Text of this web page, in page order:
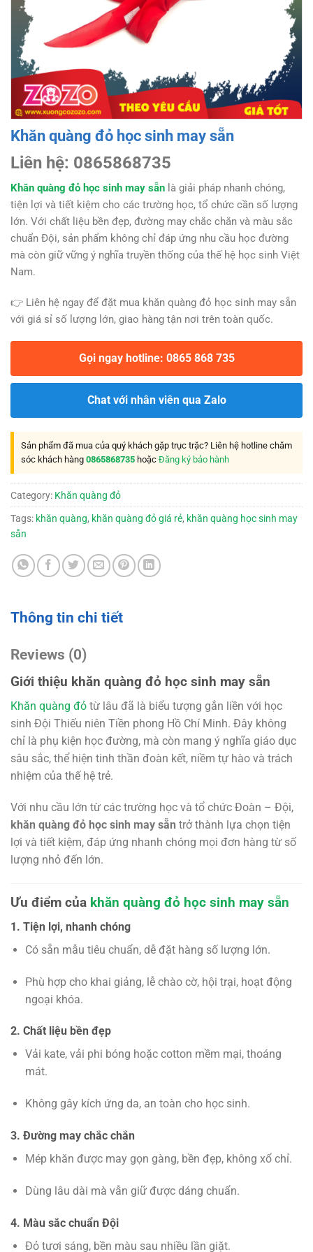
Khăn quàng đỏ học sinh may sẵn
Liên hệ: 0865868735
Khăn quàng đỏ học sinh may sẵn là giải pháp nhanh chóng,
tiện lợi và tiết kiệm cho các trường học, tổ chức cần số lượng
lớn. Với chất liệu bền đẹp, đường may chắc chắn và màu sắc
chuẩn Đội, sản phẩm không chỉ đáp ứng nhu cầu học đường
mà còn giữ vững ý nghĩa truyền thống của thế hệ học sinh Việt
Nam.
👉 Liên hệ ngay để đặt mua khăn quàng đỏ học sinh may sẵn
với giá sỉ số lượng lớn, giao hàng tận nơi trên toàn quốc.
Gọi ngay hotline: 0865 868 735
Chat với nhân viên qua Zalo
Sản phẩm đã mua của quý khách gặp trục trặc? Liên hệ hotline chăm
sóc khách hàng 0865868735 hoặc Đăng ký bảo hành
Category: Khăn quàng đỏ
Tags: khăn quàng, khăn quàng đỏ giá rẻ, khăn quàng học sinh may
sẵn
Thông tin chi tiết
Reviews (0)
Giới thiệu khăn quàng đỏ học sinh may sẵn
Khăn quàng đỏ từ lâu đã là biểu tượng gắn liền với học
sinh Đội Thiếu niên Tiền phong Hồ Chí Minh. Đây không
chỉ là phụ kiện học đường, mà còn mang ý nghĩa giáo dục
sâu sắc, thể hiện tinh thần đoàn kết, niềm tự hào và trách
nhiệm của thế hệ trẻ.
Với nhu cầu lớn từ các trường học và tổ chức Đoàn – Đội,
khăn quàng đỏ học sinh may sẵn trở thành lựa chọn tiện
lợi và tiết kiệm, đáp ứng nhanh chóng mọi đơn hàng từ số
lượng nhỏ đến lớn.
Ưu điểm của khăn quàng đỏ học sinh may sẵn
1. Tiện lợi, nhanh chóng
Có sẵn mẫu tiêu chuẩn, dễ đặt hàng số lượng lớn.
Phù hợp cho khai giảng, lễ chào cờ, hội trại, hoạt động
ngoại khóa.
2. Chất liệu bền đẹp
Vải kate, vải phi bóng hoặc cotton mềm mại, thoáng
mát.
Không gây kích ứng da, an toàn cho học sinh.
3. Đường may chắc chắn
Mép khăn được may gọn gàng, bền đẹp, không xổ chỉ.
Dùng lâu dài mà vẫn giữ được dáng chuẩn.
4. Màu sắc chuẩn Đội
Đỏ tươi sáng, bền màu sau nhiều lần giặt.